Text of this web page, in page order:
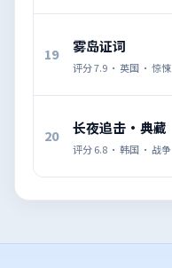
19 雾岛证词
评分7.9 · 英国 · 惊悚
20 长夜追击·典藏
评分6.8 · 韩国 · 战争